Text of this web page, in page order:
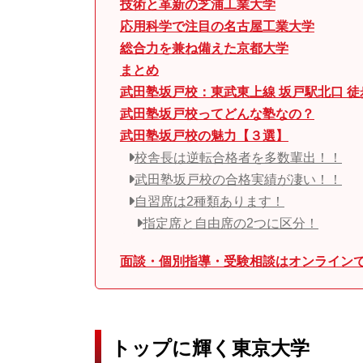
技術と革新の芝浦工業大学
応用科学で注目の名古屋工業大学
総合力を兼ね備えた京都大学
まとめ
武田塾坂戸校：東武東上線 坂戸駅北口 徒
武田塾坂戸校ってどんな塾なの？
武田塾坂戸校の魅力【３選】
校舎長は逆転合格者を多数輩出！！
武田塾坂戸校の合格実績が凄い！！
自習席は2種類あります！
指定席と自由席の2つに区分！
面談・個別指導・受験相談はオンライン
トップに輝く東京大学